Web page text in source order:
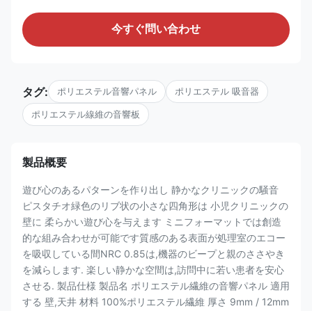
今すぐ問い合わせ
タグ: ポリエステル音響パネル ポリエステル 吸音器
ポリエステル線維の音響板
製品概要
遊び心のあるパターンを作り出し 静かなクリニックの騒音
ピスタチオ緑色のリブ状の小さな四角形は 小児クリニックの
壁に 柔らかい遊び心を与えます ミニフォーマットでは創造
的な組み合わせが可能です質感のある表面が処理室のエコー
を吸収している間NRC 0.85は,機器のビープと親のささやき
を減らします. 楽しい静かな空間は,訪問中に若い患者を安心
させる. 製品仕様 製品名 ポリエステル繊維の音響パネル 適用
する 壁,天井 材料 100%ポリエステル繊維 厚さ 9mm / 12mm